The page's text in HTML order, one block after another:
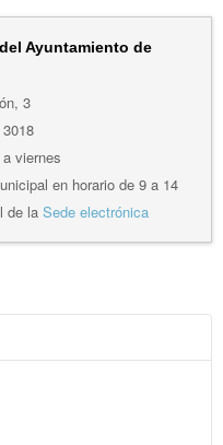
Ayuntamiento de
3
viernes
en horario de 9 a 14
de la Sede electrónica